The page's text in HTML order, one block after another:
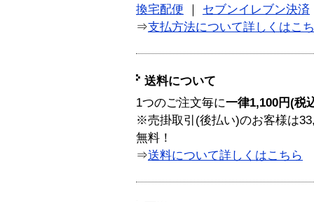
換宅配便
セブンイレブン決済
⇒支払方法について詳しくはこ
送料について
1つのご注文毎に一律1,100円(税
※売掛取引(後払い)のお客様は
無料！
⇒送料について詳しくはこちら